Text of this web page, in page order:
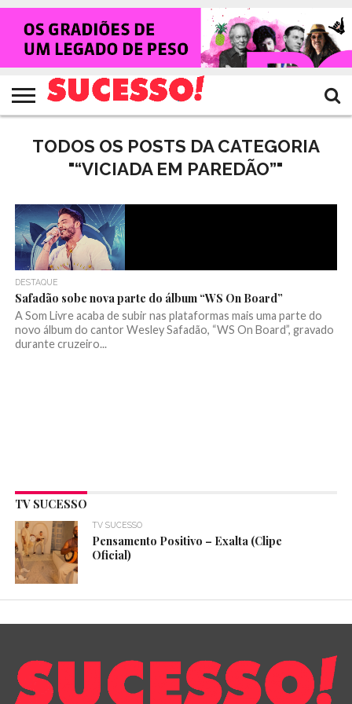
HOME
NOTÍCIAS
SHOWS
ENTREVISTAS
CLIQUES
RANKING
CROWLEY
TV
SUCESSO!
REVISTA
SUCESSO!
TODOS OS POSTS DA CATEGORIA
"“VICIADA EM PAREDÃO”"
DESTAQUE
Safadão sobe nova parte do álbum “WS On Board”
A Som Livre acaba de subir nas plataformas mais uma parte do
novo álbum do cantor Wesley Safadão, “WS On Board”, gravado
durante cruzeiro...
TV SUCESSO
TV SUCESSO
Pensamento Positivo – Exalta (Clipe
Oficial)